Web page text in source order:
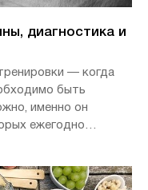
диагностика и
— когда
быть
именно он
ежегодно